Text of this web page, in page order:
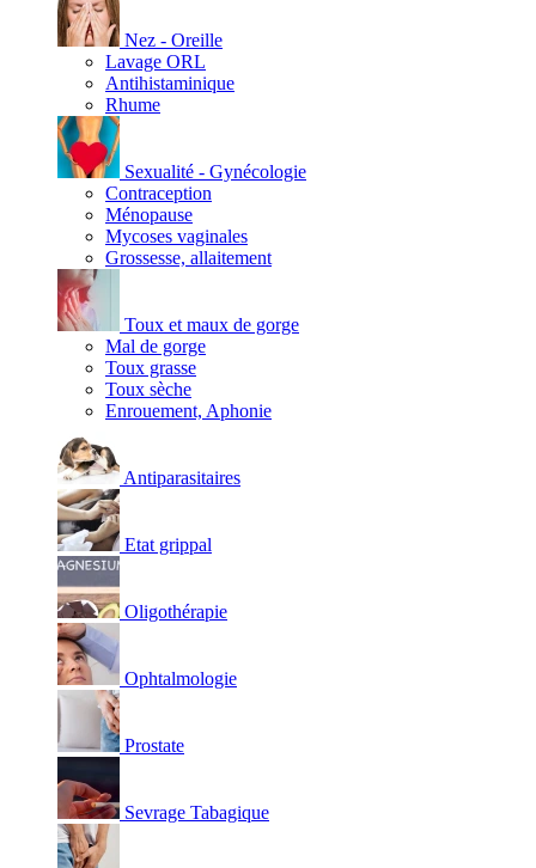
Nez - Oreille
Lavage ORL
Antihistaminique
Rhume
Sexualité - Gynécologie
Contraception
Ménopause
Mycoses vaginales
Grossesse, allaitement
Toux et maux de gorge
Mal de gorge
Toux grasse
Toux sèche
Enrouement, Aphonie
Antiparasitaires
Etat grippal
Oligothérapie
Ophtalmologie
Prostate
Sevrage Tabagique